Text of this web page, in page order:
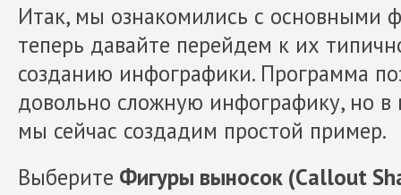
Итак, мы ознакомились с основными
теперь давайте перейдем к их
созданию инфографики. Программа
довольно сложную инфографику, но в
мы сейчас создадим простой пример.
Выберите Фигуры выносок (Callout